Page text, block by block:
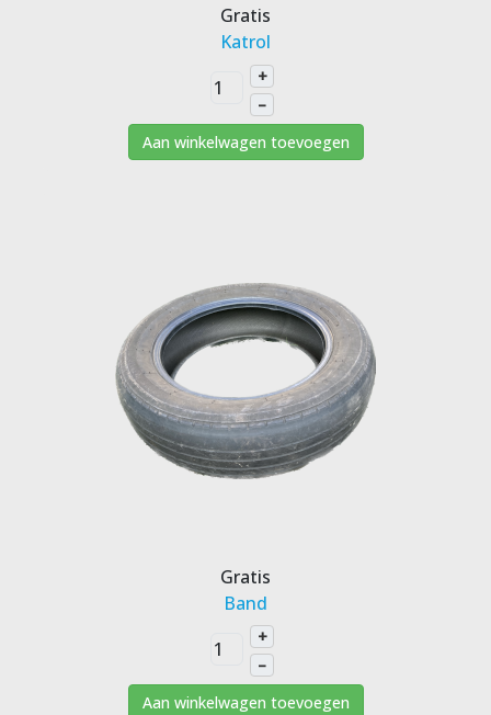
Gratis
Katrol
+
–
Aan winkelwagen toevoegen
Gratis
Band
+
–
Aan winkelwagen toevoegen